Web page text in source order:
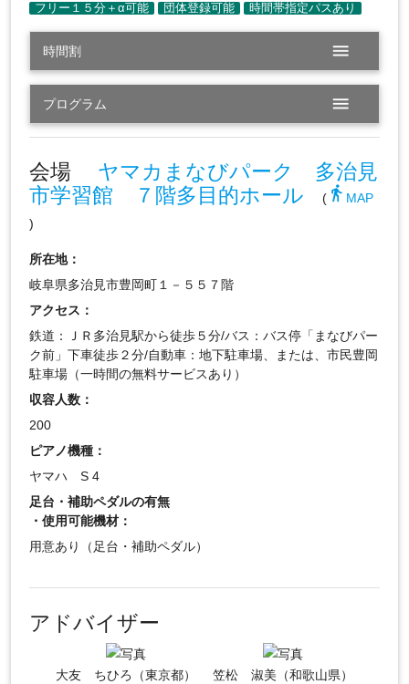
時間割 menu
プログラム menu
会場 ヤマカまなびパーク 多治見
市学習館 ７階多目的ホール
(directions_walk MAP
)
所在地：
岐阜県多治見市豊岡町１－５５７階
アクセス：
鉄道：ＪＲ多治見駅から徒歩５分/バス：バス停「まなびパー
ク前」下車徒歩２分/自動車：地下駐車場、または、市民豊岡
駐車場（一時間の無料サービスあり）
収容人数：
200
ピアノ機種：
ヤマハ S 4
足台・補助ペダルの有無
・使用可能機材：
用意あり（足台・補助ペダル）
アドバイザー
大友 ちひろ（東京都） 笠松 淑美（和歌山県）